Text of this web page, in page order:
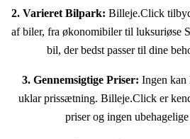
2. Varieret Bilpark: Billeje.Click
af biler, fra økonomibiler til luksuriøse
bil, der bedst passer til dine
3. Gennemsigtige Priser: Ingen kan
uklar prissætning. Billeje.Click er
priser og ingen